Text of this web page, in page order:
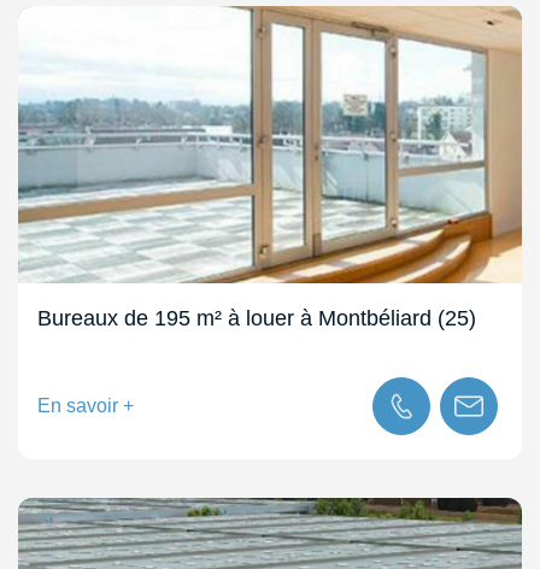
Bureaux de 195 m² à louer à Montbéliard (25)
En savoir +